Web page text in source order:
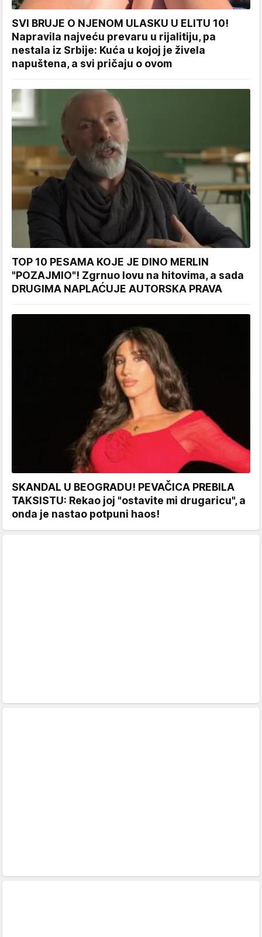
SVI BRUJE O NJENOM ULASKU U ELITU 10!
Napravila najveću prevaru u rijalitiju, pa
nestala iz Srbije: Kuća u kojoj je živela
napuštena, a svi pričaju o ovom
TOP 10 PESAMA KOJE JE DINO MERLIN
"POZAJMIO"! Zgrnuo lovu na hitovima, a sada
DRUGIMA NAPLAĆUJE AUTORSKA PRAVA
SKANDAL U BEOGRADU! PEVAČICA PREBILA
TAKSISTU: Rekao joj "ostavite mi drugaricu", a
onda je nastao potpuni haos!